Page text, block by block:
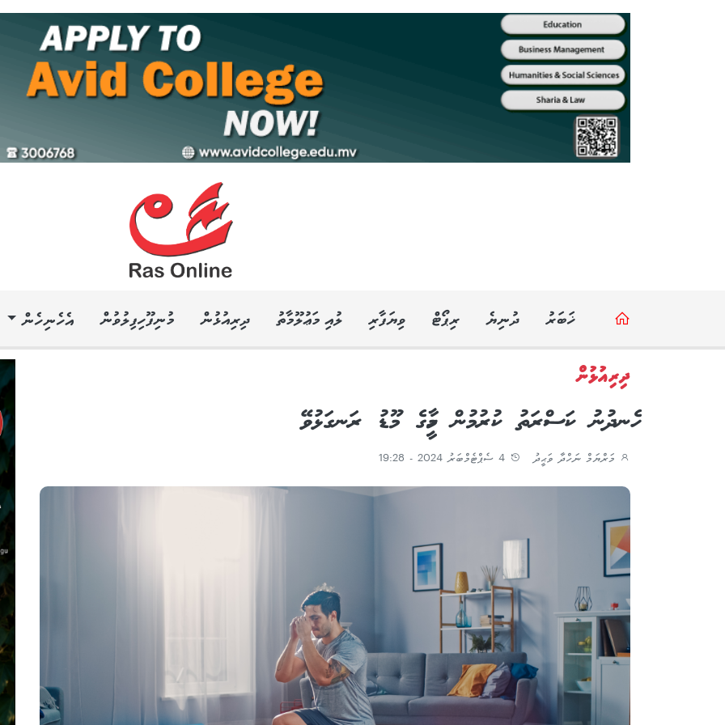
ޚަބަރު ދުނިޔެ ރިޕޯޓް ވިޔަފާރި ލުއި މަޢުލޫމާތު ދިރިއުޅުން މުނިފޫހިފިލުވުން އެހެނިހެން
ދިރިއުޅުން
ހެނދުނު ކަސްރަތު ކުރުމުން މީހާގެ މޫޑު ރަނގަޅުވޭ
މަރްޔަމް ނަހްދާ ވަޙީދު